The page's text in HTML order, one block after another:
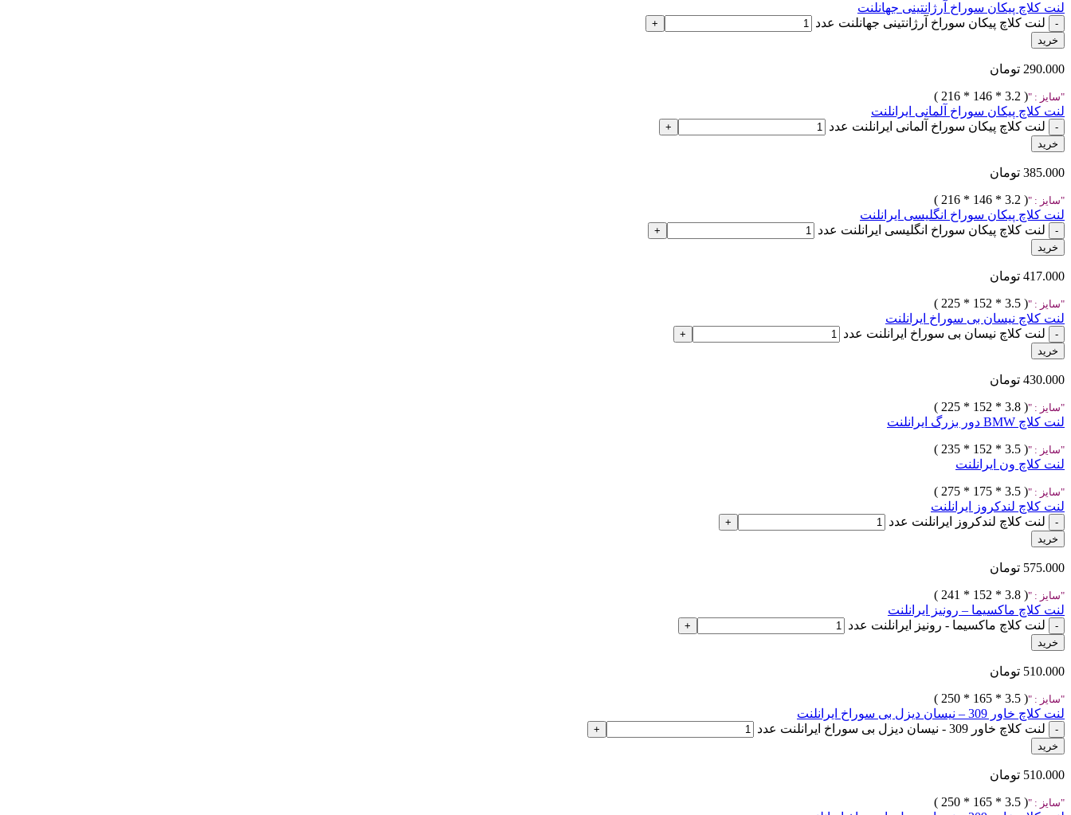
لنت کلاچ پیکان سوراخ آرژانتینی جهانلنت
لنت کلاچ پیکان سوراخ آرژانتینی جهانلنت عدد
خرید
290.000 تومان
سایز : ( 3.2 * 146 * 216 )
لنت کلاچ پیکان سوراخ آلمانی ایرانلنت
لنت کلاچ پیکان سوراخ آلمانی ایرانلنت عدد
خرید
385.000 تومان
سایز : ( 3.2 * 146 * 216 )
لنت کلاچ پیکان سوراخ انگلیسی ایرانلنت
لنت کلاچ پیکان سوراخ انگلیسی ایرانلنت عدد
خرید
417.000 تومان
سایز : ( 3.5 * 152 * 225 )
لنت کلاچ نیسان بی سوراخ ایرانلنت
لنت کلاچ نیسان بی سوراخ ایرانلنت عدد
خرید
430.000 تومان
سایز : ( 3.8 * 152 * 225 )
لنت کلاچ BMW دور بزرگ ایرانلنت
سایز : ( 3.5 * 152 * 235 )
لنت کلاچ ون ایرانلنت
سایز : ( 3.5 * 175 * 275 )
لنت کلاچ لندکروز ایرانلنت
لنت کلاچ لندکروز ایرانلنت عدد
خرید
575.000 تومان
سایز : ( 3.8 * 152 * 241 )
لنت کلاچ ماکسیما – رونیز ایرانلنت
لنت کلاچ ماکسیما - رونیز ایرانلنت عدد
خرید
510.000 تومان
سایز : ( 3.5 * 165 * 250 )
لنت کلاچ خاور 309 – نیسان دیزل بی سوراخ ایرانلنت
لنت کلاچ خاور 309 - نیسان دیزل بی سوراخ ایرانلنت عدد
خرید
510.000 تومان
سایز : ( 3.5 * 165 * 250 )